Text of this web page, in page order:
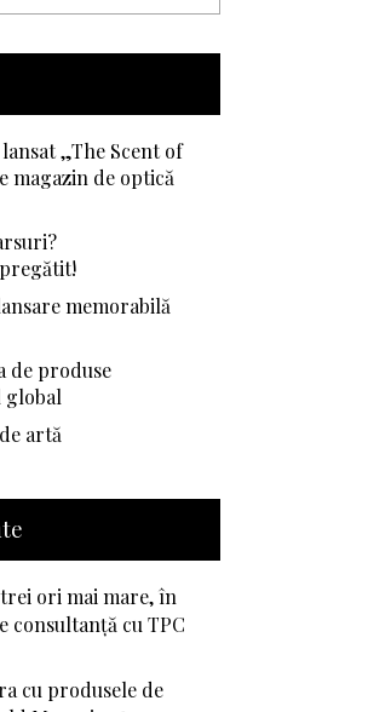
„The Scent of
magazin de optică
memorabilă
de produse
global
artă
ori mai mare, în
consultanță cu TPC
cu produsele de